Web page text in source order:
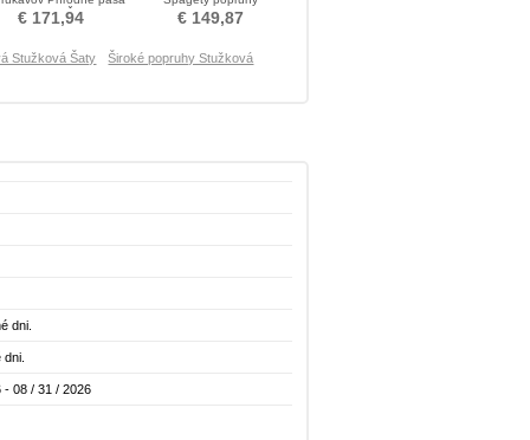
Stužková Šaty
€ 171,94
Navliekanie korálok Prom
Obleko
€ 149,87
Stužková Šaty
Široké popruhy Stužková
dni.
- 08 / 31 / 2026